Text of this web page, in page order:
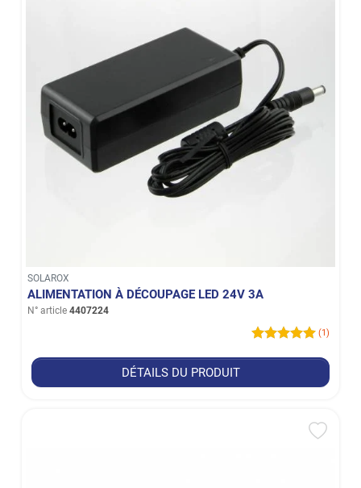
SOLAROX
ALIMENTATION À DÉCOUPAGE LED 24V 3A
N° article 4407224
(1)
DÉTAILS DU PRODUIT